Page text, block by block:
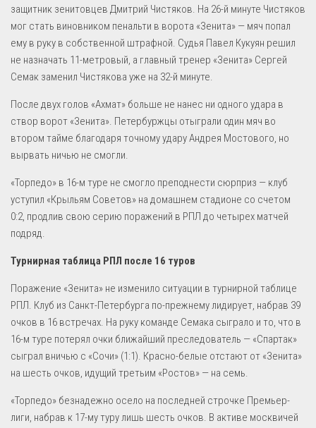
защитник зенитовцев Дмитрий Чистяков. На 26-й минуте Чистяков
мог стать виновником пенальти в ворота «Зенита» — мяч попал
ему в руку в собственной штрафной. Судья Павел Кукуян решил
не назначать 11-метровый, а главный тренер «Зенита» Сергей
Семак заменил Чистякова уже на 32-й минуте.
После двух голов «Ахмат» больше не нанес ни одного удара в
створ ворот «Зенита». Петербуржцы отыграли один мяч во
втором тайме благодаря точному удару Андрея Мостового, но
вырвать ничью не смогли.
«Торпедо» в 16-м туре не смогло преподнести сюрприз — клуб
уступил «Крыльям Советов» на домашнем стадионе со счетом
0:2, продлив свою серию поражений в РПЛ до четырех матчей
подряд.
Турнирная таблица РПЛ после 16 туров
Поражение «Зенита» не изменило ситуации в турнирной таблице
РПЛ. Клуб из Санкт-Петербурга по-прежнему лидирует, набрав 39
очков в 16 встречах. На руку команде Семака сыграло и то, что в
16-м туре потерял очки ближайший преследователь — «Спартак»
сыграл вничью с «Сочи» (1:1). Красно-белые отстают от «Зенита»
на шесть очков, идущий третьим «Ростов» — на семь.
«Торпедо» безнадежно осело на последней строчке Премьер-
лиги, набрав к 17-му туру лишь шесть очков. В активе москвичей